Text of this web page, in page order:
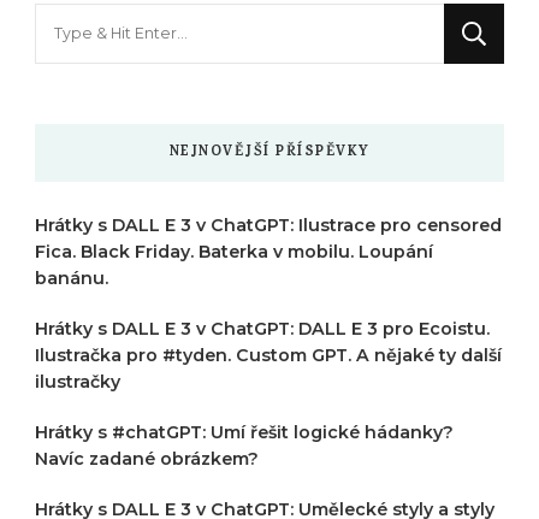
NEJNOVĚJŠÍ PŘÍSPĚVKY
Hrátky s DALL E 3 v ChatGPT: Ilustrace pro censored
Fica. Black Friday. Baterka v mobilu. Loupání
banánu.
Hrátky s DALL E 3 v ChatGPT: DALL E 3 pro Ecoistu.
Ilustračka pro #tyden. Custom GPT. A nějaké ty další
ilustračky
Hrátky s #chatGPT: Umí řešit logické hádanky?
Navíc zadané obrázkem?
Hrátky s DALL E 3 v ChatGPT: Umělecké styly a styly